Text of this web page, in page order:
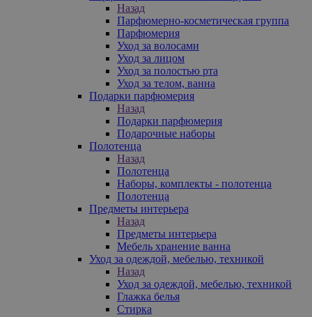
Назад
Парфюмерно-косметическая группа
Парфюмерия
Уход за волосами
Уход за лицом
Уход за полостью рта
Уход за телом, ванна
Подарки парфюмерия
Назад
Подарки парфюмерия
Подарочные наборы
Полотенца
Назад
Полотенца
Наборы, комплекты - полотенца
Полотенца
Предметы интерьера
Назад
Предметы интерьера
Мебель хранение ванна
Уход за одеждой, мебелью, техникой
Назад
Уход за одеждой, мебелью, техникой
Глажка белья
Стирка